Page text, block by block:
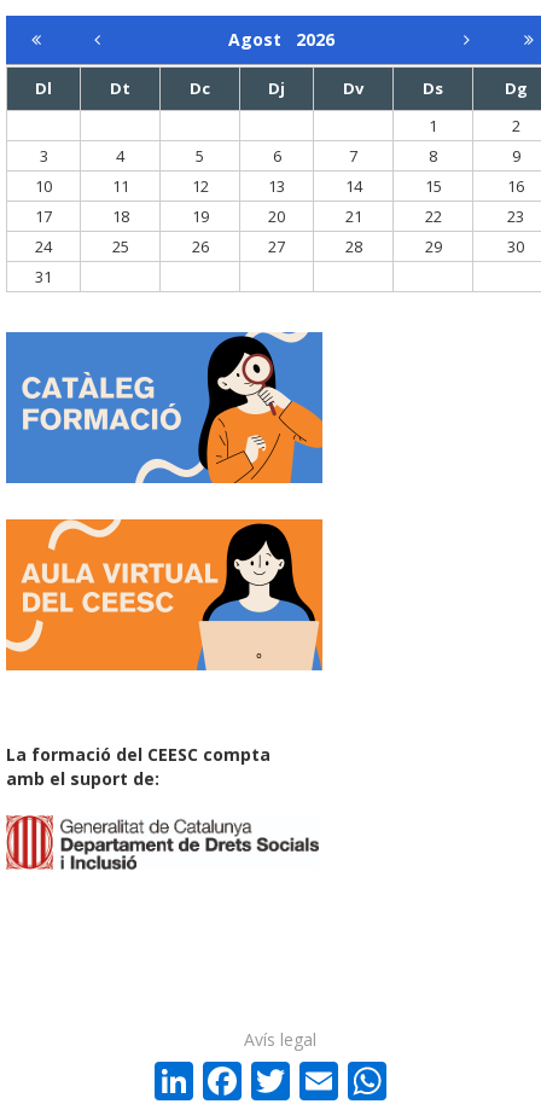
Agost 2026
Dl Dt Dc Dj Dv Ds
Dg
1
2
3
4 5 6 7 8
9
10
11 12 13 14 15
16
17
18 19 20 21 22
23
24
25 26 27 28 29
30
31
La formació del CEESC compta
amb el suport de:
LinkedIn
Facebook
Twitter
Email
Avís legal